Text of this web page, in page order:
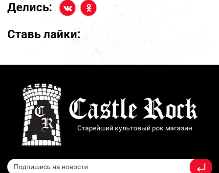
Делись:
Ставь лайки:
Старейший культовый рок магазин